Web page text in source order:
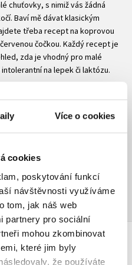
Více o cookies
cookies
poskytování funkcí
návštěvnosti využíváme
tom, jak náš web
partnery pro sociální
mohou zkombinovat
které jim byly
že používáte
chuťovky, s nimiž vás žádná
Baví mě dávat klasickým
třeba recept na koprovou
čočkou. Každý recept je
zda je vhodný pro malé
na lepek či laktózu.